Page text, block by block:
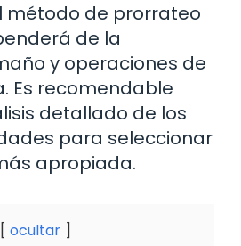
método de prorrateo
de la
y operaciones de
Es recomendable
detallado de los
para seleccionar
apropiada.
ocultar